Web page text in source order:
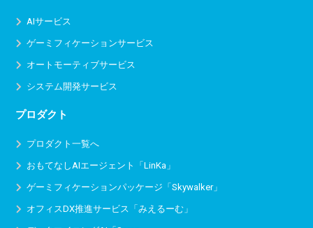
AIサービス
ゲーミフィケーションサービス
オートモーティブサービス
システム開発サービス
プロダクト
プロダクト一覧へ
おもてなしAIエージェント「LinKa」
ゲーミフィケーションパッケージ「Skywalker」
オフィスDX推進サービス 「みえるーむ」